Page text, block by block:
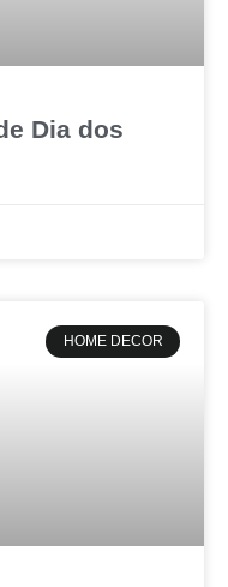
Dia dos
HOME DECOR